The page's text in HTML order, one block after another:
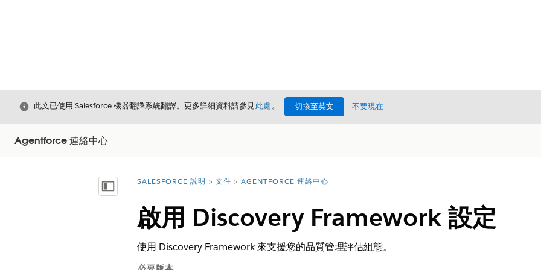
結束
此文已使用 Salesforce 機器翻譯系統翻譯。更多詳細資料請參見此處。 切換至英文 不要現在
Agentforce 連絡中心
顯示目錄 您位於此處：
SALESFORCE 說明 文件 AGENTFORCE 連絡中心
啟用 Discovery Framework 設定
使用 Discovery Framework 來支援您的品質管理評估組態。